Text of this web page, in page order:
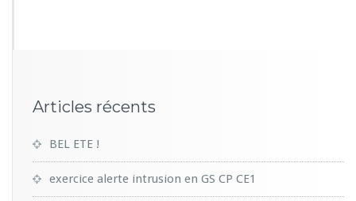
Articles récents
BEL ETE !
exercice alerte intrusion en GS CP CE1